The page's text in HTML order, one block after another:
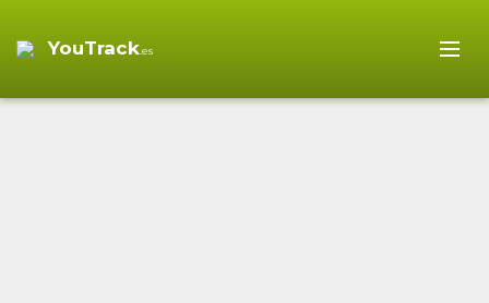
YouTrack.es